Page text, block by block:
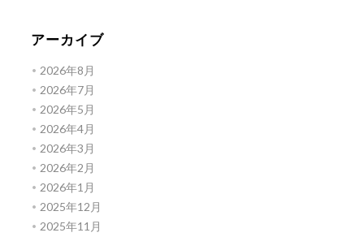
アーカイブ
2026年8月
2026年7月
2026年5月
2026年4月
2026年3月
2026年2月
2026年1月
2025年12月
2025年11月